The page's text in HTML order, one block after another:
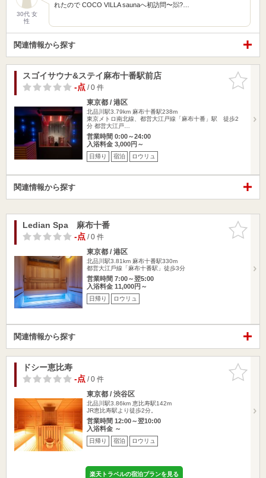
30代 女
性
れたので COCO VILLA saunaへ初訪問〜🧖?…
関連情報から探す
お気に入
りに追加
スゴイサウナ&ステイ麻布十番駅前店
-点/ 0 件
東京都 / 港区
北品川駅3.79km 麻布十番駅238m
東京メトロ南北線、都営大江戸線「麻布十番」駅 徒歩2
分 都営大江戸…
営業時間 0:00～24:00
入浴料金 3,000円～
日帰り 宿泊 ロウリュ
関連情報から探す
お気に入
りに追加
Ledian Spa 麻布十番
-点/ 0 件
東京都 / 港区
北品川駅3.81km 麻布十番駅330m
都営⼤江⼾線「麻布十番駅」徒歩3分
営業時間 7:00～翌5:00
入浴料金 11,000円～
日帰り ロウリュ
関連情報から探す
お気に入
りに追加
ドシー恵比寿
-点/ 0 件
東京都 / 渋谷区
北品川駅3.86km 恵比寿駅142m
JR恵比寿駅より徒歩2分。
営業時間 12:00～翌10:00
入浴料金 ～
日帰り 宿泊 ロウリュ
楽天トラベルの宿泊プランを見る